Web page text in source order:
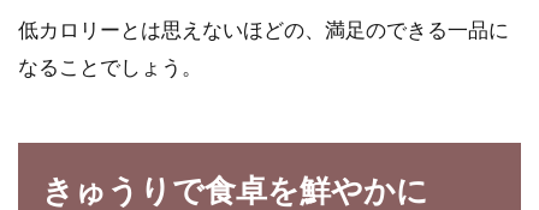
低カロリーとは思えないほどの、満足のできる一品に
なることでしょう。
きゅうりで食卓を鮮やかに